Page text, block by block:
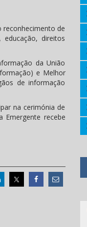
reconhecimento de
direitos
da União
e Melhor
de informação
na cerimónia de
Emergente recebe